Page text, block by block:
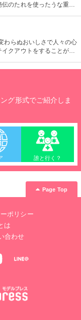
のたれを使ったうな重は
わらぬおいしさで人々の心
クアウトをすることがで
グ形式でご紹介しま
誰と行く？
Page Top
ポリシー
は
合わせ